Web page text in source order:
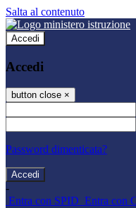
Salta al contenuto
Accedi
Accedi
button close ×
Password dimenticata?
-
Entra con SPID Entra con